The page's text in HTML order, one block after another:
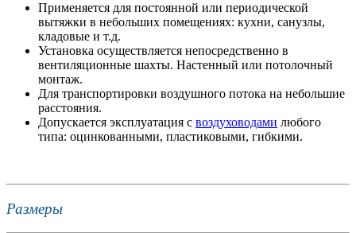
Применяется для постоянной или периодической
вытяжки в небольших помещениях: кухни, санузлы,
кладовые и т.д.
Установка осуществляется непосредственно в
вентиляционные шахты. Настенный или потолочный
монтаж.
Для транспортировки воздушного потока на небольшие
расстояния.
Допускается эксплуатация с воздуховодами любого
типа: оцинкованными, пластиковыми, гибкими.
Размеры